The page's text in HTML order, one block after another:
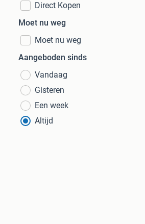
Direct Kopen
Moet nu weg
Moet nu weg
Aangeboden sinds
Vandaag
Gisteren
Een week
Altijd